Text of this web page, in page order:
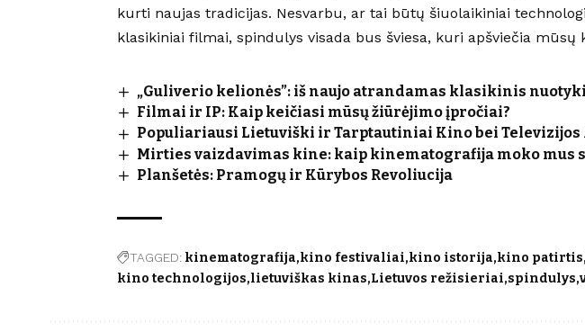
kurti naujas tradicijas. Nesvarbu, ar tai būtų šiuolaikiniai
klasikiniai filmai, spindulys visada bus šviesa, kuri apšviečia mūsų
„Guliverio kelionės”: iš naujo atrandamas klasikinis
Filmai ir IP: Kaip keičiasi mūsų žiūrėjimo įpročiai?
Populiariausi Lietuviški ir Tarptautiniai Kino bei
Mirties vaizdavimas kine: kaip kinematografija moko mus
Planšetės: Pramogų ir Kūrybos Revoliucija
TAGGED: kinematografija kino festivaliai kino istorija kino patirtis
kino technologijos lietuviškas kinas Lietuvos režisieriai spindulys